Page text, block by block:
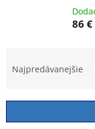
86 €
n
i
Najpredávanejšie